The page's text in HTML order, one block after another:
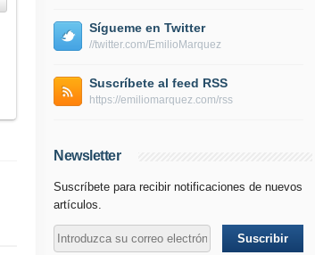
Sígueme en Twitter
//twitter.com/EmilioMarquez
Suscríbete al feed RSS
https://emiliomarquez.com/rss
Newsletter
Suscríbete para recibir notificaciones de nuevos
artículos.